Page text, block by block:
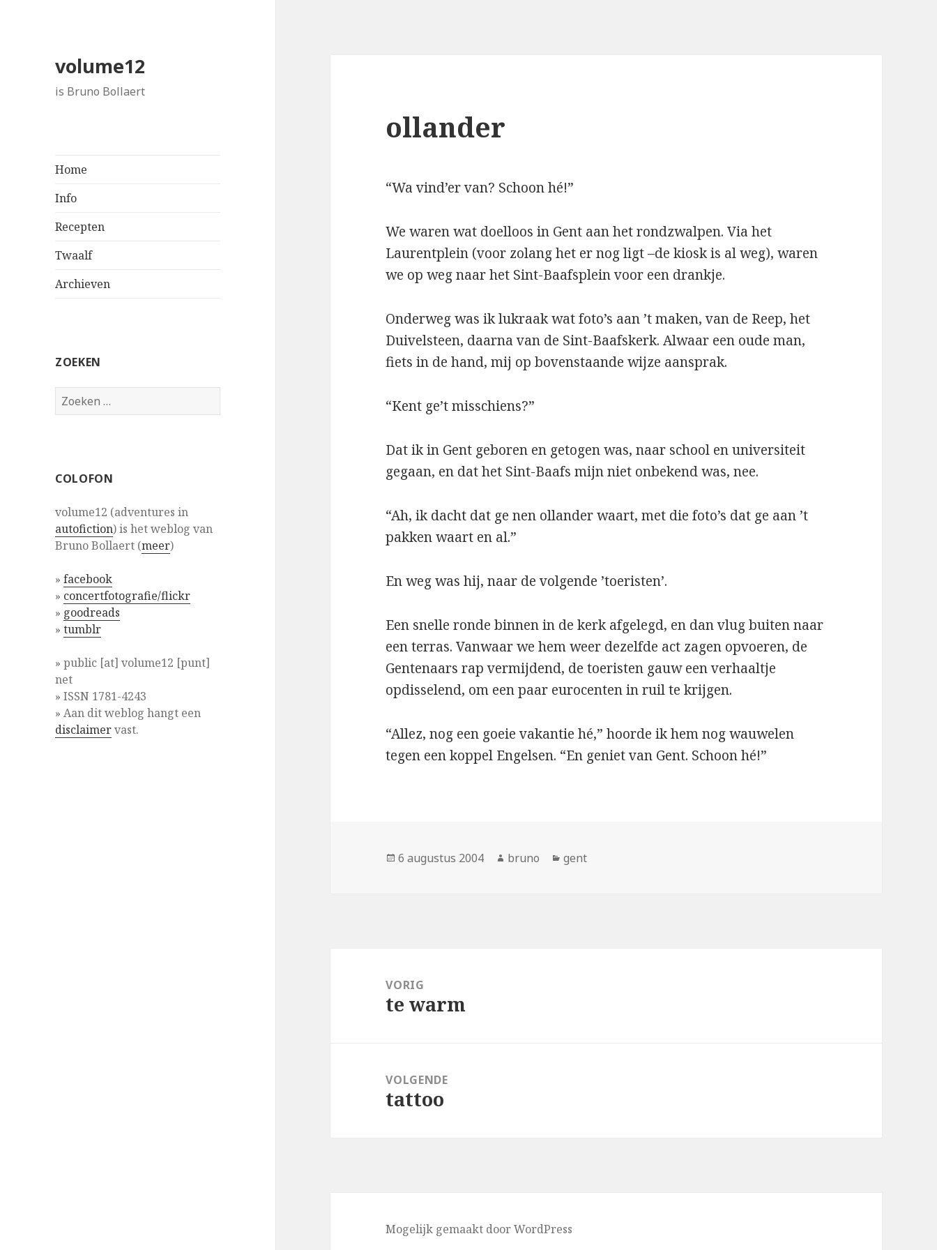
volume12
is Bruno Bollaert
Home
Info
Recepten
Twaalf
Archieven
ZOEKEN
Zoeken
naar:
COLOFON
volume12 (adventures in
autofiction) is het weblog van
Bruno Bollaert (meer)
»facebook
» concertfotografie/flickr
» goodreads
»tumblr
» public [at] volume12 [punt]
net
» ISSN 1781-4243
» Aan dit weblog hangt een
disclaimervast.
ollander
“Wa vind’er van? Schoon hé!”
We waren wat doelloos in Gent aan het rondzwalpen. Via het
Laurentplein (voor zolang het er nog ligt –de kiosk is al weg), waren
we op weg naar het Sint-Baafsplein voor een drankje.
Onderweg was ik lukraak wat foto’s aan ’t maken, van de Reep, het
Duivelsteen, daarna van de Sint-Baafskerk. Alwaar een oude man,
fiets in de hand, mij op bovenstaande wijze aansprak.
“Kent ge’t misschiens?”
Dat ik in Gent geboren en getogen was, naar school en universiteit
gegaan, en dat het Sint-Baafs mijn niet onbekend was, nee.
“Ah, ik dacht dat ge nen ollander waart, met die foto’s dat ge aan ’t
pakken waart en al.”
En weg was hij, naar de volgende ’toeristen’.
Een snelle ronde binnen in de kerk afgelegd, en dan vlug buiten naar
een terras. Vanwaar we hem weer dezelfde act zagen opvoeren, de
Gentenaars rap vermijdend, de toeristen gauw een verhaaltje
opdisselend, om een paar eurocenten in ruil te krijgen.
“Allez, nog een goeie vakantie hé,” hoorde ik hem nog wauwelen
tegen een koppel Engelsen. “En geniet van Gent. Schoon hé!”
Geplaatst
6 augustus 2004 Auteur
bruno Categorieën
gent
navigatieVORIG
Vorig
te warm
VOLGENDE
Volgend
tattoo
Mogelijk gemaakt door WordPress